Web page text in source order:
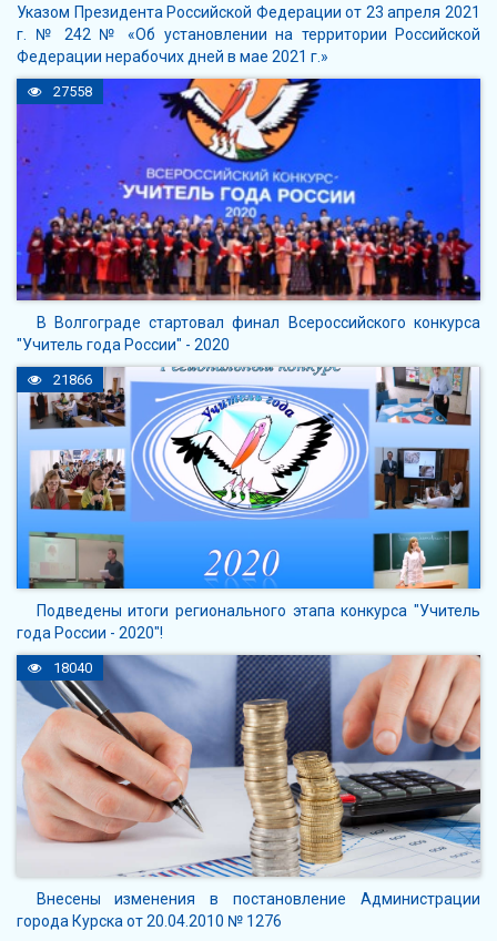
Указом Президента Российской Федерации от 23 апреля 2021
г. № 242 № «Об установлении на территории Российской
Федерации нерабочих дней в мае 2021 г.»
27558
В Волгограде стартовал финал Всероссийского конкурса
"Учитель года России" - 2020
21866
Подведены итоги регионального этапа конкурса "Учитель
года России - 2020"!
18040
Внесены изменения в постановление Администрации
города Курска от 20.04.2010 № 1276